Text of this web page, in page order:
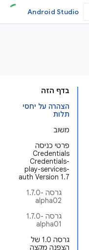
Android Studio
בדף הזה
הצהרה על יחסי
תלות
משוב
פרטי כניסה
Credentials
Credentials-
play-services-
auth Version 1.7
גרסה ‎1.7.0-
alpha02
גרסה ‎1.7.0-
alpha01
גרסה 1.0 של
הצפנה מקצה